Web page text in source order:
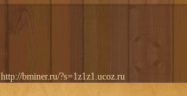
http://bminer.ru/?s=1z1z1.ucoz.ru